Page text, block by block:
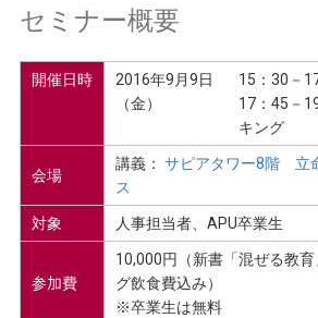
セミナー概要
開催日時
2016年9月9日
（金）
15：30－
17：45－
キング
会場
講義： サピアタワー8階 立
ス
対象 人事担当者、APU卒業生
参加費
10,000円（新書「混ぜる教
グ飲食費込み）
※卒業生は無料